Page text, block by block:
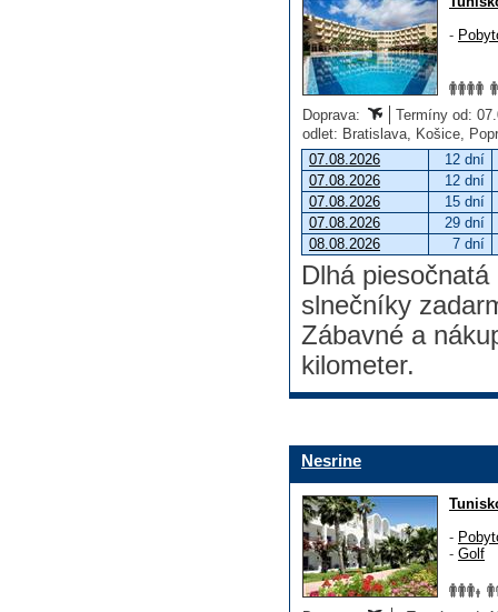
-
Doprava:
Termíny od:
odlet: Bratislava, Košice,
07.08.2026
12 dní
07.08.2026
12 dní
07.08.2026
15 dní
07.08.2026
29 dní
08.08.2026
7 dní
Dlhá
slnečníky
Zábavné a
kilometer.
Nesrine
-
- Golf